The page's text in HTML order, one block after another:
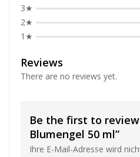
3★
2★
1★
Reviews
There are no reviews yet.
Be the first to review
Blumengel 50 ml”
Ihre E-Mail-Adresse wird
❅
❅